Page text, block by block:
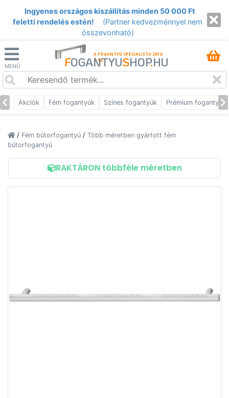
Ingyenes országos kiszállítás minden 50 000 Ft
feletti rendelés estén!
(Partner kedvezménnyel nem
összevonható)
MENÜ
A FOGANTYÚ SPECIALISTA 2010
ÓTA
FOGANTYUSHOP.HU
Akciók Fém fogantyúk Színes fogantyúk Prémium fogantyúk
/ Fém bútorfogantyú / Több méretben gyártott fém
bútorfogantyú
RAKTÁRON többféle méretben